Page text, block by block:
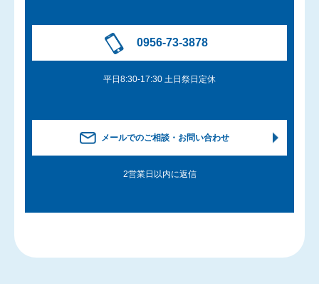
0956-73-3878
平日8:30-17:30 土日祭日定休
メールでのご相談・お問い合わせ
2営業日以内に返信